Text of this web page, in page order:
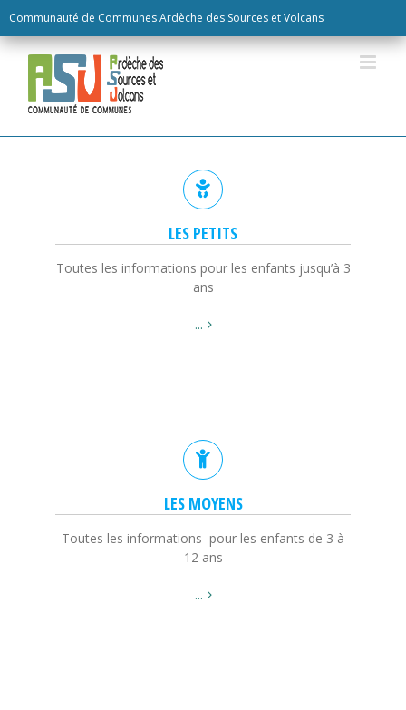
Communauté de Communes Ardèche des Sources et Volcans
to
content
LES PETITS
Toutes les informations pour les enfants jusqu’à 3
ans
...
LES MOYENS
Toutes les informations pour les enfants de 3 à
12 ans
...